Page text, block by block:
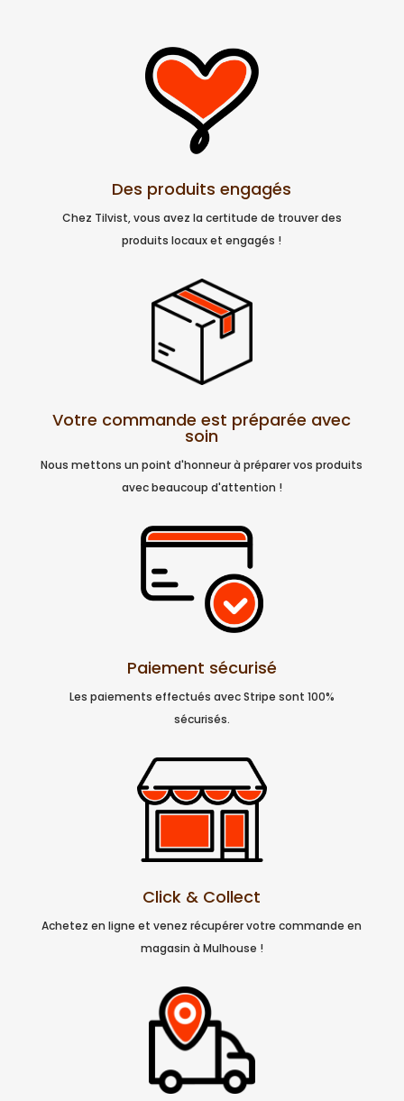
Des produits engagés
Chez Tilvist, vous avez la certitude de trouver des
produits locaux et engagés !
Votre commande est préparée avec
soin
Nous mettons un point d'honneur à préparer vos produits
avec beaucoup d'attention !
Paiement sécurisé
Les paiements effectués avec Stripe sont 100%
sécurisés.
Click & Collect
Achetez en ligne et venez récupérer votre commande en
magasin à Mulhouse !